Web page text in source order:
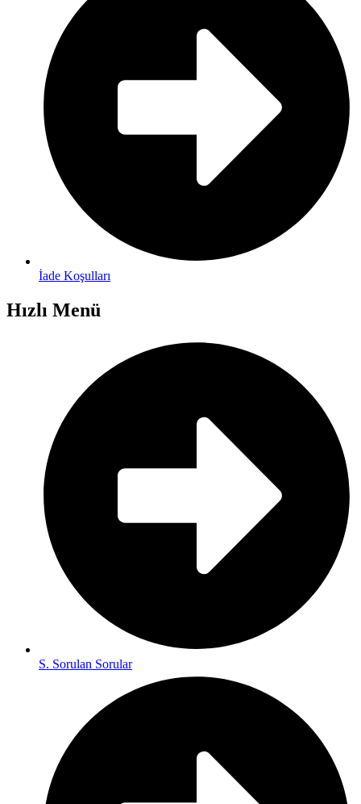
İade Koşulları
Hızlı Menü
S. Sorulan Sorular